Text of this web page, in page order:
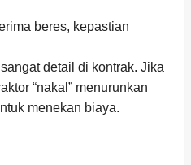
beres, kepastian
detail di kontrak. Jika
“nakal” menurunkan
menekan biaya.